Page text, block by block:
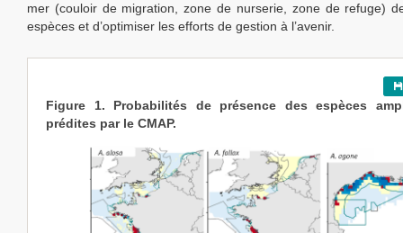
mer (couloir de migration, zone de nurserie, zone de refuge)
espèces et d’optimiser les efforts de gestion à l’avenir.
Figure 1. Probabilités de présence des espèces
prédites par le CMAP.